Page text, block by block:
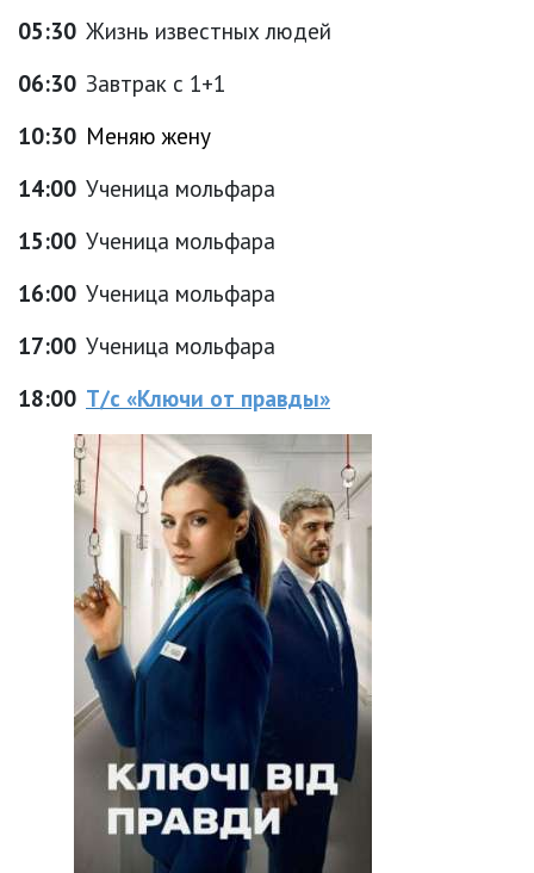
05:30 Жизнь известных людей
06:30 Завтрак с 1+1
10:30 Меняю жену
14:00 Ученица мольфара
15:00 Ученица мольфара
16:00 Ученица мольфара
17:00 Ученица мольфара
18:00 Т/с «Ключи от правды»